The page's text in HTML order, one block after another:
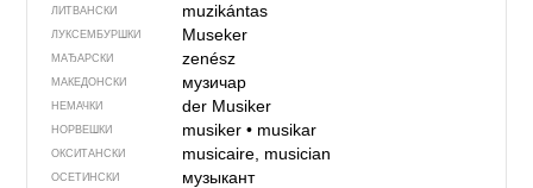
ЛИТВАНСКИ muzikántas
ЛУКСЕМБУРШКИ Museker
МАЂАРСКИ zenész
МАКЕДОНСКИ музичар
НЕМАЧКИ der Musiker
НОРВЕШКИ musiker• musikar
ОКСИТАНСКИ musicaire, musician
ОСЕТИНСКИ музыкант